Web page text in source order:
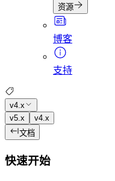
资源
博客
支持
v4.x
v5.x
v4.x
文档
快速开始